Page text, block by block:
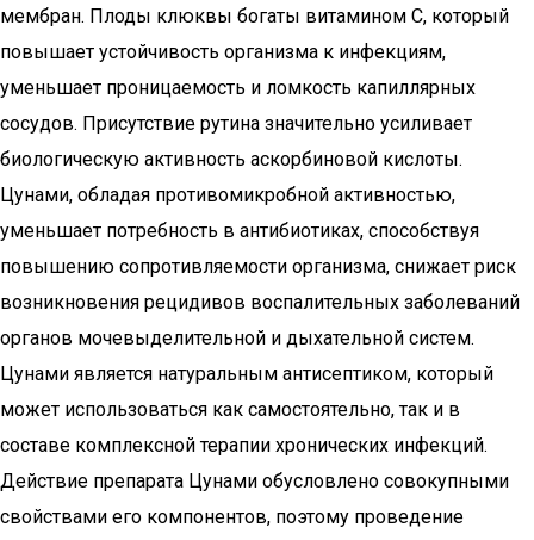
мембран. Плоды клюквы богаты витамином С, который
повышает устойчивость организма к инфекциям,
уменьшает проницаемость и ломкость капиллярных
сосудов. Присутствие рутина значительно усиливает
биологическую активность аскорбиновой кислоты.
Цунами, обладая противомикробной активностью,
уменьшает потребность в антибиотиках, способствуя
повышению сопротивляемости организма, снижает риск
возникновения рецидивов воспалительных заболеваний
органов мочевыделительной и дыхательной систем.
Цунами является натуральным антисептиком, который
может использоваться как самостоятельно, так и в
составе комплексной терапии хронических инфекций.
Действие препарата Цунами обусловлено совокупными
свойствами его компонентов, поэтому проведение